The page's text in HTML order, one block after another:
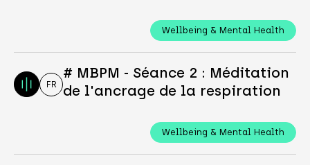
Wellbeing & Mental Health
FR
# MBPM - Séance 2 : Méditation
de l'ancrage de la respiration
Wellbeing & Mental Health